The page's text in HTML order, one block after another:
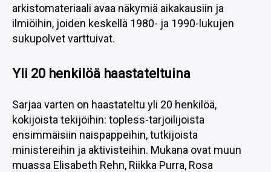
arkistomateriaali avaa näkymiä aikakausiin ja
ilmiöihin, joiden keskellä 1980- ja 1990-lukujen
sukupolvet varttuivat.
Yli 20 henkilöä haastateltuina
Sarjaa varten on haastateltu yli 20 henkilöä,
kokijoista tekijöihin: topless-tarjoilijoista
ensimmäisiin naispappeihin, tutkijoista
ministereihin ja aktivisteihin. Mukana ovat muun
muassa Elisabeth Rehn, Riikka Purra, Rosa